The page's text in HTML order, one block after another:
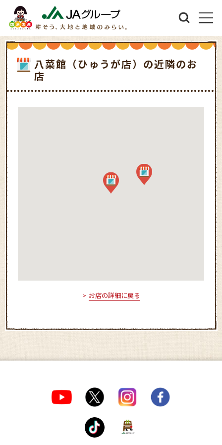
八菜館（ひゅうが店）の近隣のお
店
お店の詳細に戻る